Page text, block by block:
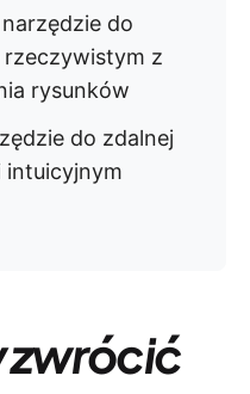
do
rzeczywistym z
rysunków
do zdalnej
intuicyjnym
zwrócić